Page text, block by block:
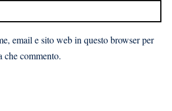
email e sito web in questo browser per
che commento.